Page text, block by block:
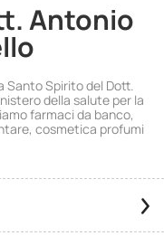
Antonio
Santo Spirito del Dott.
della salute per la
farmaci da banco,
cosmetica profumi